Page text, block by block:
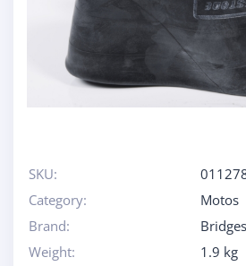
SKU:
Category:
Motos
Brand:
Weight:
1.9 kg